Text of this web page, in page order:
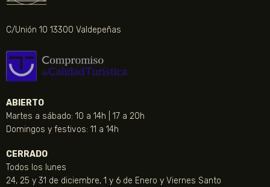
C/Unión 10 13300 Valdepeñas
ABIERTO
Martes a sábado: 10 a 14h | 17 a 20h
Domingos y festivos: 11 a 14h
CERRADO
Todos los lunes
24, 25 y 31 de diciembre, 1 y 6 de Enero y Viernes Santo